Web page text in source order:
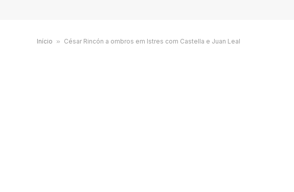
Início » César Rincón a ombros em Istres com Castella e Juan Leal